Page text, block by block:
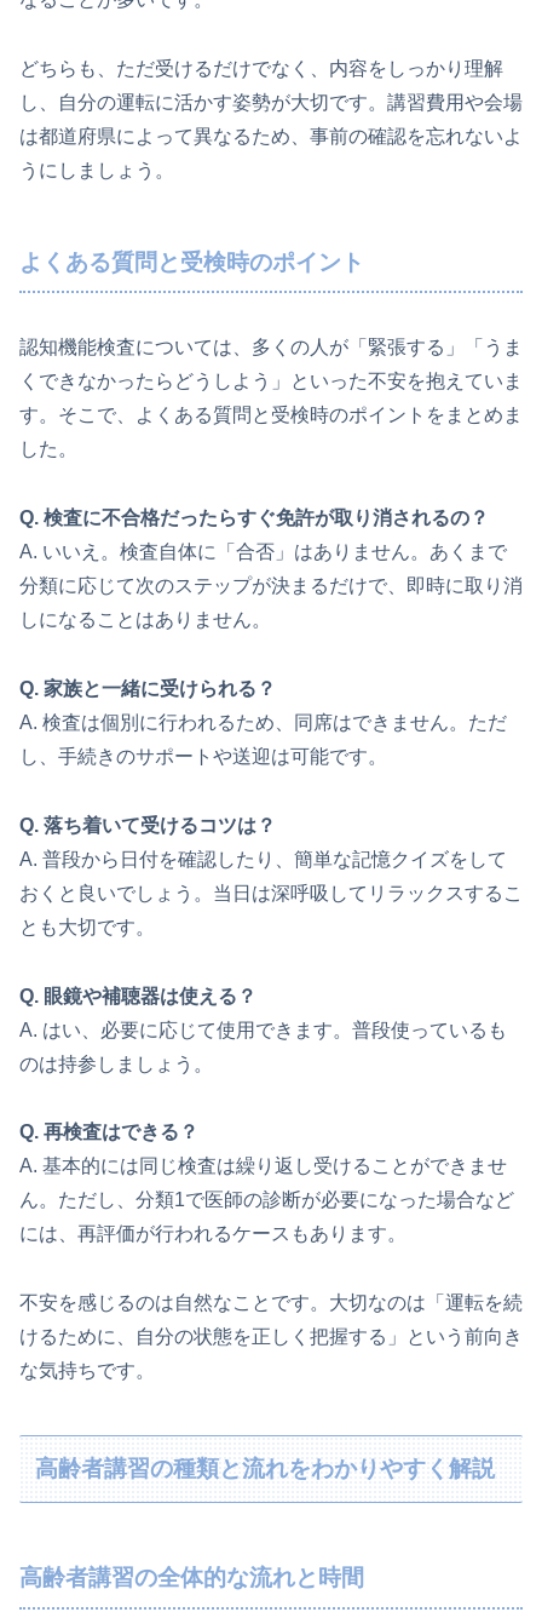
どちらも、ただ受けるだけでなく、内容をしっかり理解
し、自分の運転に活かす姿勢が大切です。講習費用や会場
は都道府県によって異なるため、事前の確認を忘れないよ
うにしましょう。
よくある質問と受検時のポイント
認知機能検査については、多くの人が「緊張する」「うま
くできなかったらどうしよう」といった不安を抱えていま
す。そこで、よくある質問と受検時のポイントをまとめま
した。
Q. 検査に不合格だったらすぐ免許が取り消されるの？
A. いいえ。検査自体に「合否」はありません。あくまで
分類に応じて次のステップが決まるだけで、即時に取り消
しになることはありません。
Q. 家族と一緒に受けられる？
A. 検査は個別に行われるため、同席はできません。ただ
し、手続きのサポートや送迎は可能です。
Q. 落ち着いて受けるコツは？
A. 普段から日付を確認したり、簡単な記憶クイズをして
おくと良いでしょう。当日は深呼吸してリラックスするこ
とも大切です。
Q. 眼鏡や補聴器は使える？
A. はい、必要に応じて使用できます。普段使っているも
のは持参しましょう。
Q. 再検査はできる？
A. 基本的には同じ検査は繰り返し受けることができませ
ん。ただし、分類1で医師の診断が必要になった場合など
には、再評価が行われるケースもあります。
不安を感じるのは自然なことです。大切なのは「運転を続
けるために、自分の状態を正しく把握する」という前向き
な気持ちです。
高齢者講習の種類と流れをわかりやすく解説
高齢者講習の全体的な流れと時間